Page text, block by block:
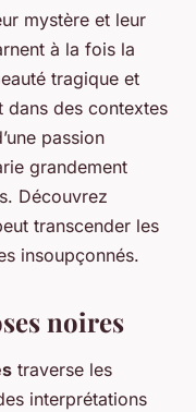
mystère et leur
à la fois la
tragique et
dans des contextes
passion
grandement
Découvrez
transcender les
insoupçonnés.
noires
traverse les
interprétations